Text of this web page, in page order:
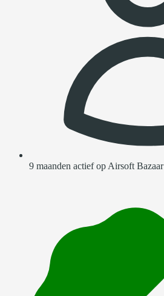
9 maanden actief op Airsoft Bazaar